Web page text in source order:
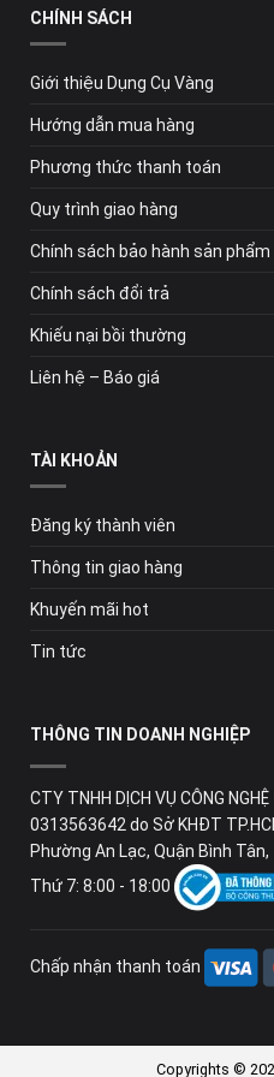
CHÍNH SÁCH
Giới thiệu Dụng Cụ Vàng
Hướng dẫn mua hàng
Phương thức thanh toán
Quy trình giao hàng
Chính sách bảo hành sản phẩm
Chính sách đổi trả
Khiếu nại bồi thường
Liên hệ – Báo giá
TÀI KHOẢN
Đăng ký thành viên
Thông tin giao hàng
Khuyến mãi hot
Tin tức
THÔNG TIN DOANH NGHIỆP
CTY TNHH DỊCH VỤ CÔNG
0313563642 do Sở KHĐT
Phường An Lạc, Quận Bình
Thứ 7: 8:00 - 18:00
Chấp nhận thanh toán
Copyrights ©